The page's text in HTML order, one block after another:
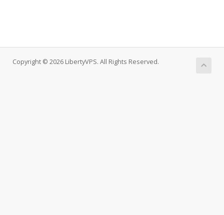
Copyright © 2026 LibertyVPS. All Rights Reserved.